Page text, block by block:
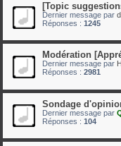
[Topic
Dernier message par
Réponses : 1245
Modération
Dernier message par
Réponses : 2981
Sondage
Dernier message par
Réponses : 104